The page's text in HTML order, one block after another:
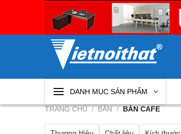
DANH MỤC SẢN PHẨM
TRANG CHỦ / BÀN / BÀN CAFE